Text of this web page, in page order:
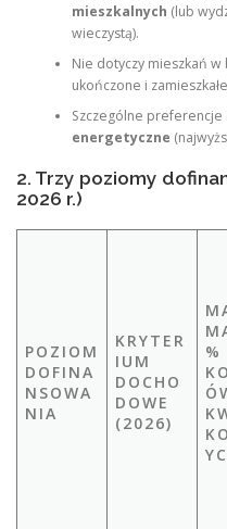
mieszkalnych (lub
wieczystą).
Nie dotyczy mieszkań
ukończone i
Szczególne preferencje
energetyczne
2. Trzy poziomy
2026 r.)
POZIOM
DOFINA
NSOWA
NIA
KRYTER
IUM
DOCHO
DOWE
(2026)
%